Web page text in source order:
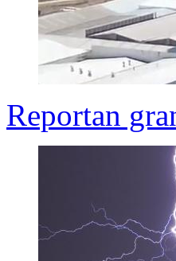
Reportan